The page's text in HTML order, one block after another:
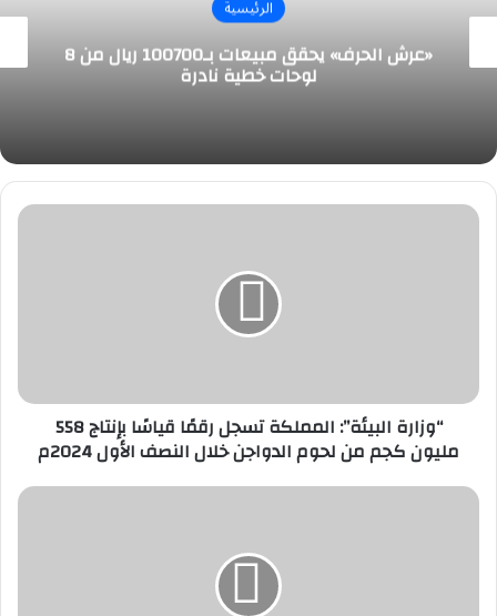
الرئيسية
«عرش الحرف» يحقق مبيعات بـ100700 ريال من 8
لوحات خطية نادرة
“وزارة
مليون
الدواجن
“وزارة البيئة”: المملكة تسجل رقمًا قياسًا بإنتاج 558
مليون كجم من لحوم الدواجن خلال النصف الأول 2024م
حرس